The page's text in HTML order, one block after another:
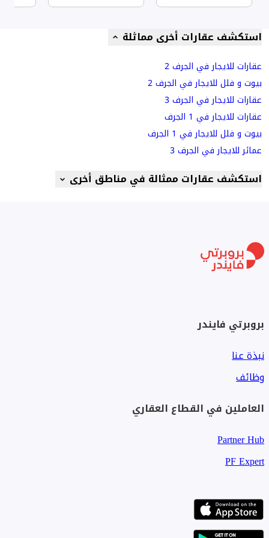
استكشف عقارات أخرى مماثلة
عقارات للايجار في الجرف 2
بيوت و فلل للايجار في الجرف 2
عقارات للايجار في الجرف 3
عقارات للايجار في 1 الجرف
بيوت و فلل للايجار في 1 الجرف
عمائر للايجار في الجرف 3
استكشف عقارات ممثالة في مناطق أخرى
بروبرتي فايندر
نبذة عنا
وظائف
العاملين في القطاع العقاري
Partner Hub
PF Expert